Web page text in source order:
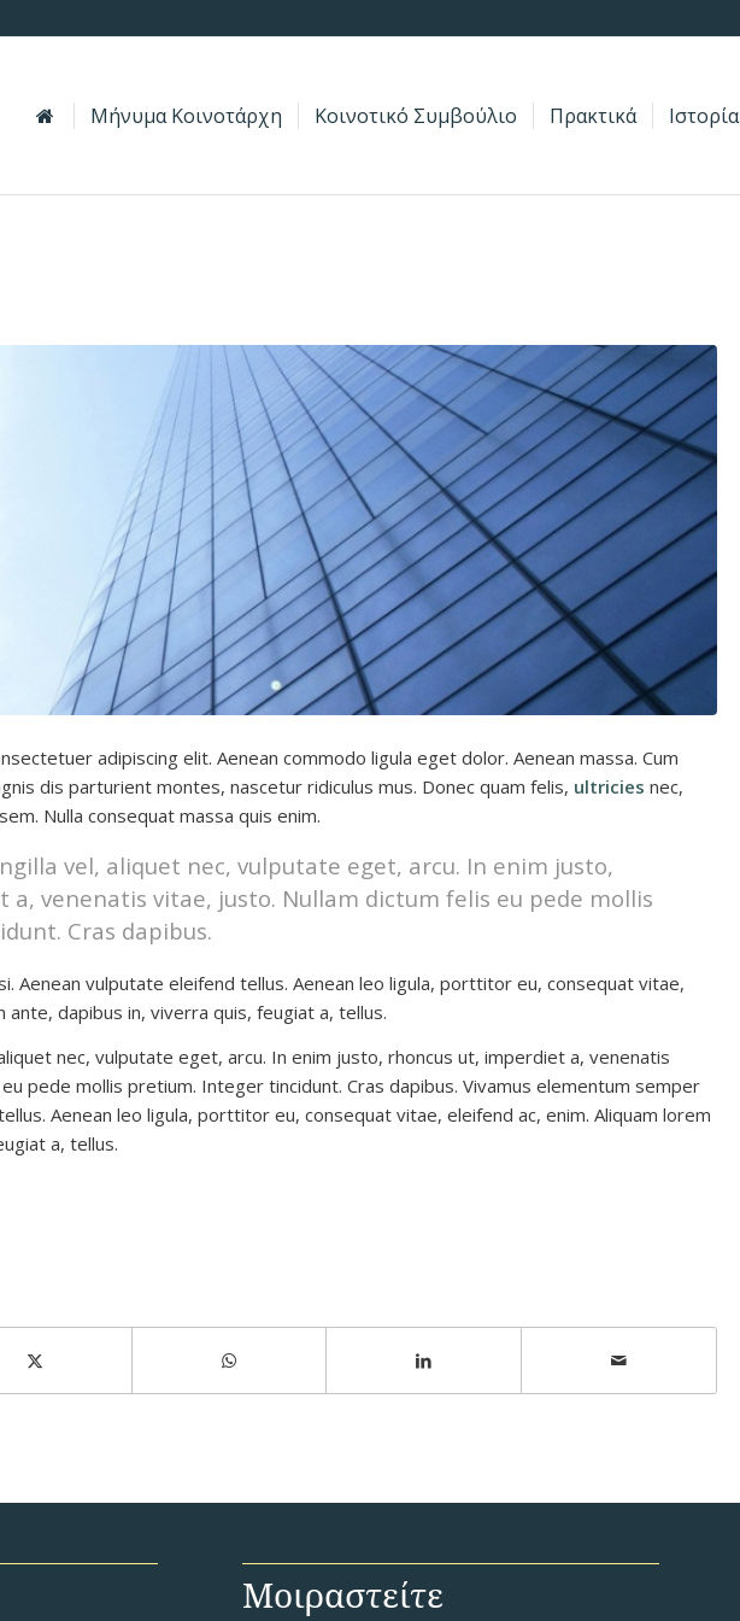
Μήνυμα Κοινοτάρχη Κοινοτικό Συμβούλιο Πρακτικά Ιστορία
adipiscing elit. Aenean commodo ligula eget dolor. Aenean massa. Cum
dis parturient montes, nascetur ridiculus mus. Donec quam felis, ultricies nec,
Nulla consequat massa quis enim.
vel, aliquet nec, vulputate eget, arcu. In enim justo,
a, venenatis vitae, justo. Nullam dictum felis eu pede mollis
Cras dapibus.
Aenean vulputate eleifend tellus. Aenean leo ligula, porttitor eu, consequat vitae,
ante, dapibus in, viverra quis, feugiat a, tellus.
nec, vulputate eget, arcu. In enim justo, rhoncus ut, imperdiet a, venenatis
pede mollis pretium. Integer tincidunt. Cras dapibus. Vivamus elementum semper
Aenean leo ligula, porttitor eu, consequat vitae, eleifend ac, enim. Aliquam lorem
a, tellus.
Μοιραστείτε